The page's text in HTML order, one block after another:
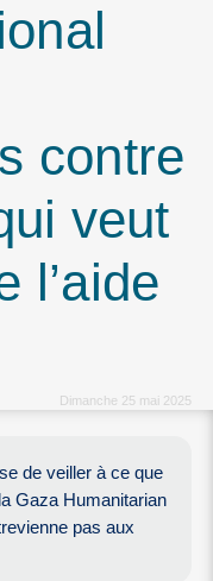
contre
veut
l’aide
Dimanche 25 mai 2025
de veiller à ce que
Gaza Humanitarian
pas aux